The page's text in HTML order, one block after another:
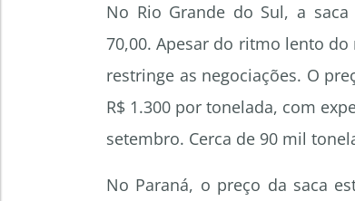
No Rio Grande do Sul, a
70,00. Apesar do ritmo lento
restringe as negociações. O
R$ 1.300 por tonelada, com
setembro. Cerca de 90 mil
No Paraná, o preço da saca